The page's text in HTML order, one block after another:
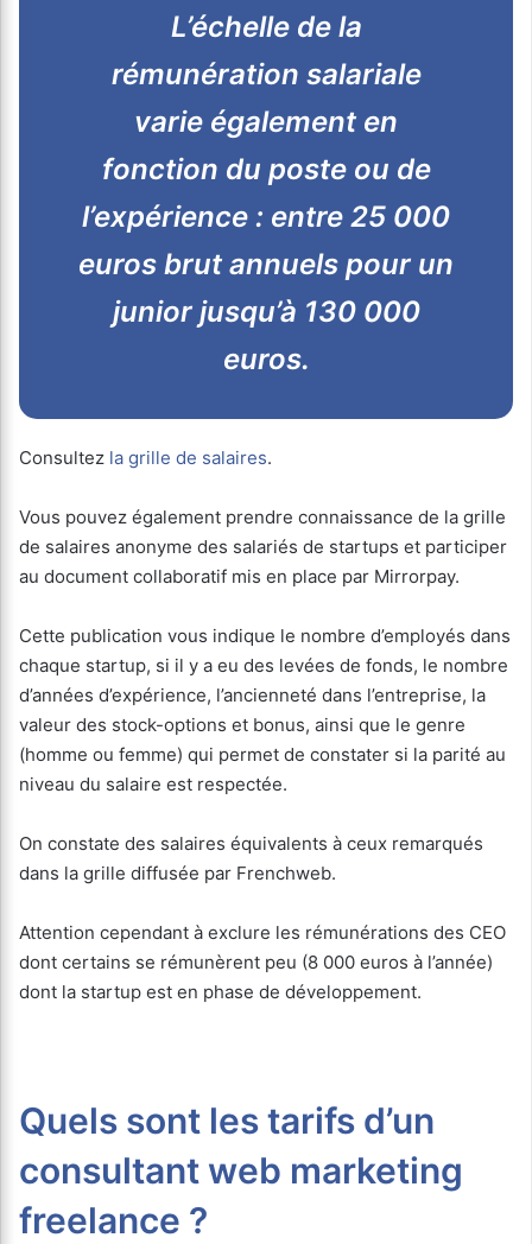
L’échelle de la
rémunération salariale
varie également en
fonction du poste ou de
l’expérience : entre 25 000
euros brut annuels pour un
junior jusqu’à 130 000
euros.
Consultez la grille de salaires.
Vous pouvez également prendre connaissance de la grille
de salaires anonyme des salariés de startups et participer
au document collaboratif mis en place par Mirrorpay.
Cette publication vous indique le nombre d’employés dans
chaque startup, si il y a eu des levées de fonds, le nombre
d’années d’expérience, l’ancienneté dans l’entreprise, la
valeur des stock-options et bonus, ainsi que le genre
(homme ou femme) qui permet de constater si la parité au
niveau du salaire est respectée.
On constate des salaires équivalents à ceux remarqués
dans la grille diffusée par Frenchweb.
Attention cependant à exclure les rémunérations des CEO
dont certains se rémunèrent peu (8 000 euros à l’année)
dont la startup est en phase de développement.
Quels sont les tarifs d’un
consultant web marketing
freelance ?